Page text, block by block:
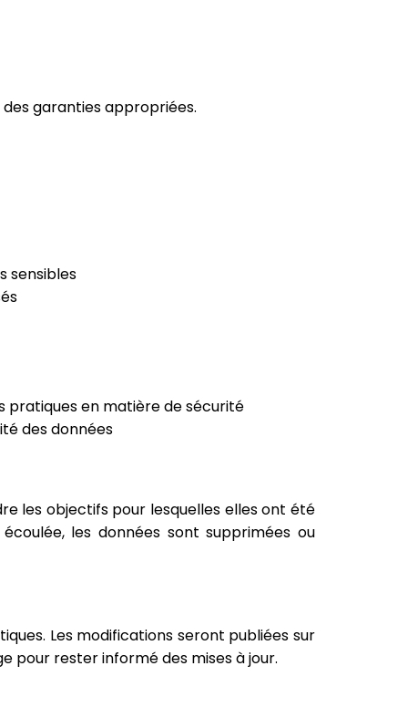
garanties appropriées.
sensibles
pratiques en matière de sécurité
des données
les objectifs pour lesquelles elles ont été
les données sont supprimées ou
Les modifications seront publiées sur
pour rester informé des mises à jour.